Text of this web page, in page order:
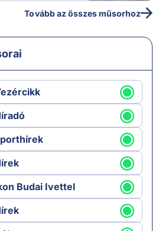
Tovább az összes műsorhoz
Budai Ivettel